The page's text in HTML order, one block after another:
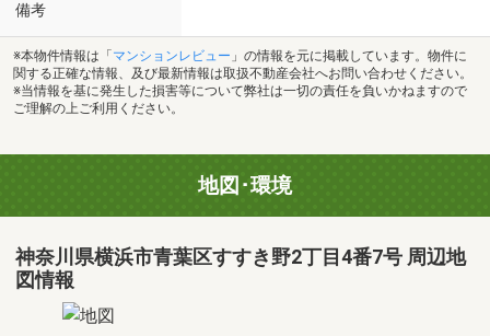
備考
※本物件情報は「 マンションレビュー 」の情報を元に掲載しています。物件に
関する正確な情報、及び最新情報は取扱不動産会社へお問い合わせください。
※当情報を基に発生した損害等について弊社は一切の責任を負いかねますので
ご理解の上ご利用ください。
地図･環境
神奈川県横浜市青葉区すすき野2丁目4番7号 周辺地
図情報